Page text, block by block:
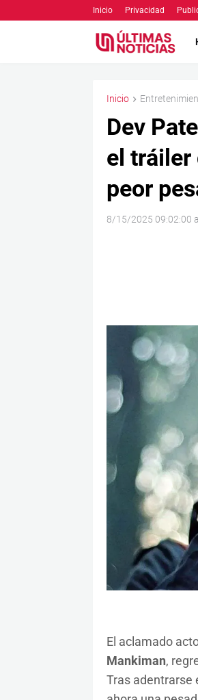
Inicio Privacidad
Inicio
Dev
el tráiler
peor
8/15/2025 09:02:00
El aclamado
Mankiman,
Tras adentrarse